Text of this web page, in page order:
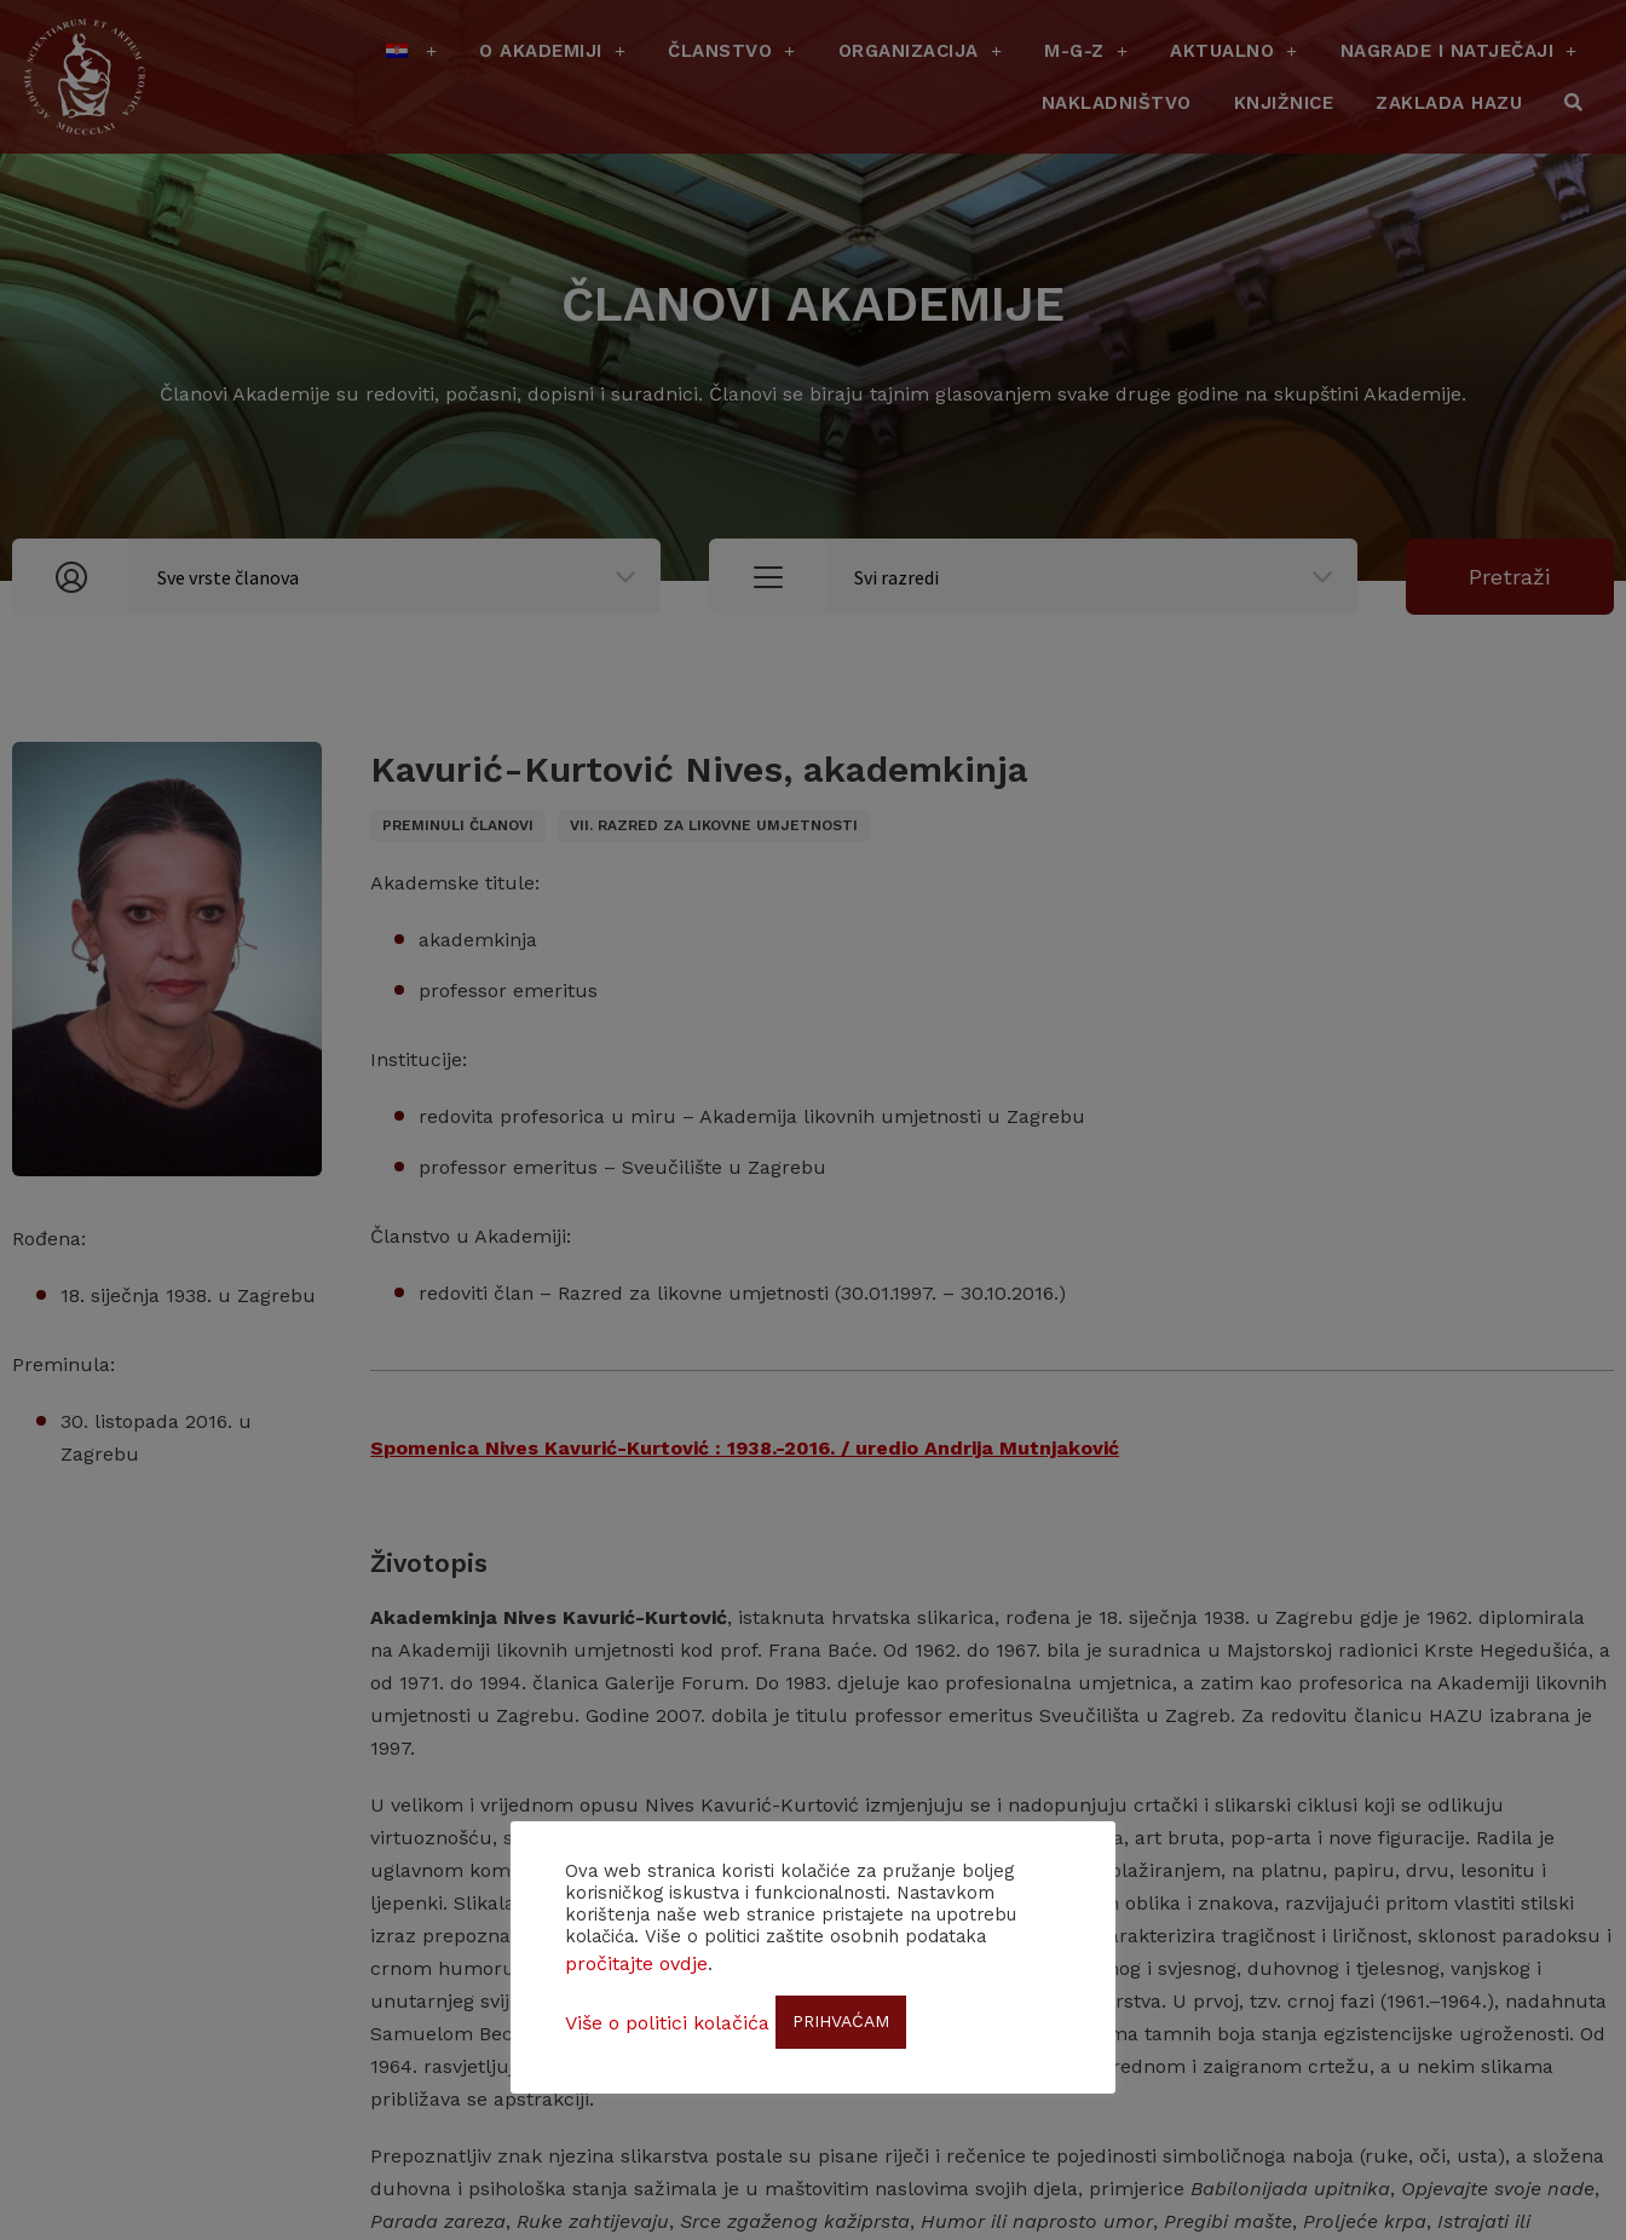
O AKADEMIJI ČLANSTVO ORGANIZACIJA M-G-Z AKTUALNO NAGRADE I NATJEČAJI
NAKLADNIŠTVO KNJIŽNICE ZAKLADA HAZU
ČLANOVI AKADEMIJE
Članovi Akademije su redoviti, počasni, dopisni i suradnici. Članovi se biraju tajnim glasovanjem svake druge godine na skupštini Akademije.
Rođena:
18. siječnja 1938. u Zagrebu
Preminula:
30. listopada 2016. u
Zagrebu
Kavurić-Kurtović Nives, akademkinja
PREMINULI ČLANOVI VII. RAZRED ZA LIKOVNE UMJETNOSTI
Akademske titule:
akademkinja
professor emeritus
Institucije:
redovita profesorica u miru – Akademija likovnih umjetnosti u Zagrebu
professor emeritus – Sveučilište u Zagrebu
Članstvo u Akademiji:
redoviti član – Razred za likovne umjetnosti (30.01.1997. – 30.10.2016.)
Spomenica Nives Kavurić-Kurtović : 1938.-2016. / uredio Andrija Mutnjaković
Životopis
Akademkinja Nives Kavurić-Kurtović, istaknuta hrvatska slikarica, rođena je 18. siječnja 1938. u Zagrebu gdje je 1962. diplomirala
na Akademiji likovnih umjetnosti kod prof. Frana Baće. Od 1962. do 1967. bila je suradnica u Majstorskoj radionici Krste Hegedušića, a
od 1971. do 1994. članica Galerije Forum. Do 1983. djeluje kao profesionalna umjetnica, a zatim kao profesorica na Akademiji likovnih
umjetnosti u Zagrebu. Godine 2007. dobila je titulu professor emeritus Sveučilišta u Zagreb. Za redovitu članicu HAZU izabrana je
1997.
U velikom i vrijednom opusu Nives Kavurić-Kurtović izmjenjuju se i nadopunjuju crtački i slikarski ciklusi koji se odlikuju
virtuoznošću, skladom linije, forme i boje te elementima nadrealizma, informela, art bruta, pop-arta i nove figuracije. Radila je
uglavnom kombiniranom tehnikom, miješanjem crtačke i slikarske tehnike te kolažiranjem, na platnu, papiru, drvu, lesonitu i
ljepenki. Slikala je figurativno nadrealne kompozicije, uglavnom antropomorfnih oblika i znakova, razvijajući pritom vlastiti stilski
izraz prepoznatljiv po ekspresivnoj liniji i sprezi ljepote i deformacije. Djela joj karakterizira tragičnost i liričnost, sklonost paradoksu i
crnom humoru, prikazivanje tjeskobnih vizija, slojevitosti i prožimanja podsvjesnog i svjesnog, duhovnog i tjelesnog, vanjskog i
unutarnjeg svijeta. Posebno je njegovala crtež kao osnovu svog spoznajnog slikarstva. U prvoj, tzv. crnoj fazi (1961.–1964.), nadahnuta
Samuelom Beckettom i Franzom Kafkom, slika u ulju, gusto nanesenim slojevima tamnih boja stanja egzistencijske ugroženosti. Od
1964. rasvjetljuje paletu i širi potez, priklanja se plošnoj organizaciji slike, neposrednom i zaigranom crtežu, a u nekim slikama
približava se apstrakciji.
Prepoznatljiv znak njezina slikarstva postale su pisane riječi i rečenice te pojedinosti simboličnoga naboja (ruke, oči, usta), a složena
duhovna i psihološka stanja sažimala je u maštovitim naslovima svojih djela, primjerice Babilonijada upitnika, Opjevajte svoje nade,
Parada zareza, Ruke zahtijevaju, Srce zgaženog kažiprsta, Humor ili naprosto umor, Pregibi mašte, Proljeće krpa, Istrajati ili
Ova web stranica koristi kolačiće za pružanje boljeg
korisničkog iskustva i funkcionalnosti. Nastavkom
korištenja naše web stranice pristajete na upotrebu
kolačića. Više o politici zaštite osobnih podataka
pročitajte ovdje.
Više o politici kolačića PRIHVAĆAM